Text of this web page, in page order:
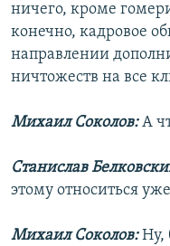
ничего, кроме
конечно, кадровое
направлении
ничтожеств на все
Михаил Соколов:А
Станислав
этому относиться
Михаил Соколов:Ну,